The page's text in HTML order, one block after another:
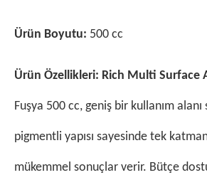
Ürün Boyutu: 500 cc
Ürün Özellikleri: Rich Multi Surface
Fuşya 500 cc, geniş bir kullanım alanı
pigmentli yapısı sayesinde tek
mükemmel sonuçlar verir. Bütçe